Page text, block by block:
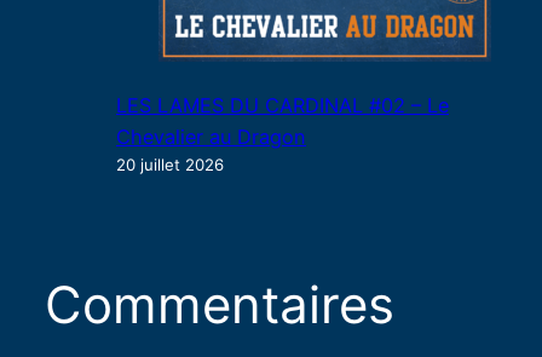
LES LAMES DU CARDINAL #02 – Le
Chevalier au Dragon
20 juillet 2026
Commentaires